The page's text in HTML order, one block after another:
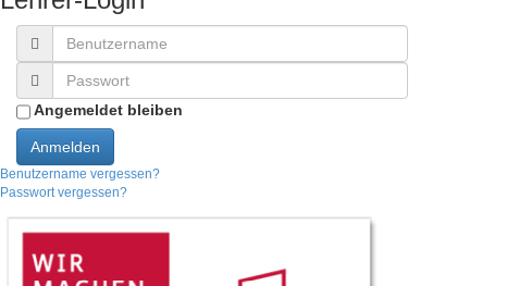
Angemeldet bleiben
Anmelden
Benutzername vergessen?
Passwort vergessen?